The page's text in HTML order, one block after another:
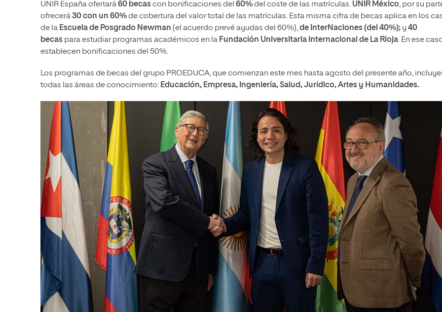
UNIR España ofertará60 becascon bonificaciones del 60%del coste de las matrículas. UNIR México, por su
ofrecerá30 con un 60%de cobertura del valor total de las matrículas. Esta misma cifra de becas aplica en los
de la Escuela de Posgrado Newman (el acuerdo prevé ayudas del 60%),de InterNaciones (del 40%); y 40
becas para estudiar programas académicos en la Fundación Universitaria Internacional de La Rioja. En ese
establecen bonificaciones del 50%.
Los programas de becas del grupo PROEDUCA, que comienzan este mes hasta agosto del presente año,
todas las áreas de conocimiento: Educación, Empresa, Ingeniería, Salud, Jurídico, Artes y Humanidades.